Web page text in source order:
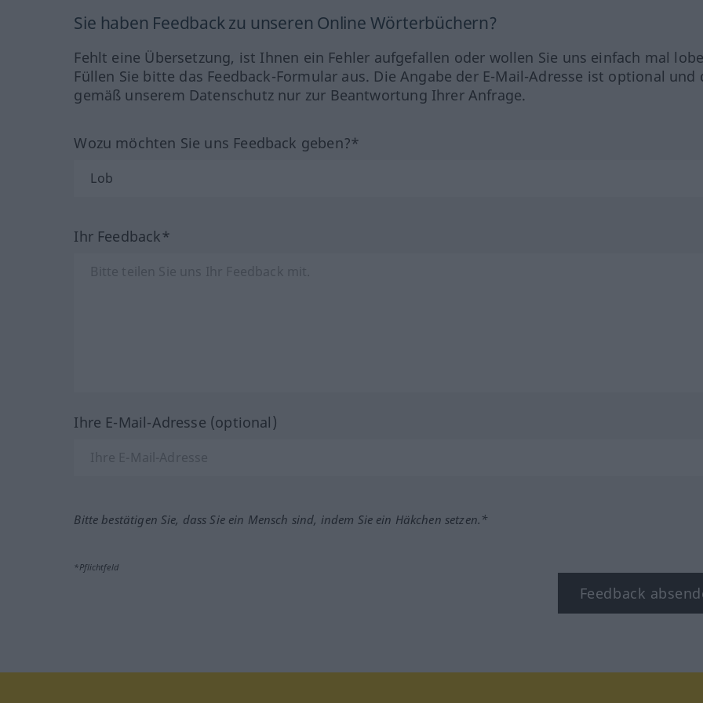
Sie haben Feedback zu unseren Online Wörterbüchern?
Fehlt eine Übersetzung, ist Ihnen ein Fehler aufgefallen oder wollen Sie uns einfach mal
Füllen Sie bitte das Feedback-Formular aus. Die Angabe der E-Mail-Adresse ist optional und
gemäß unserem Datenschutz nur zur Beantwortung Ihrer Anfrage.
Wozu möchten Sie uns Feedback geben?*
Ihr Feedback*
Ihre E-Mail-Adresse (optional)
Bitte bestätigen Sie, dass Sie ein Mensch sind, indem Sie ein Häkchen setzen.*
*Pflichtfeld
Feedback